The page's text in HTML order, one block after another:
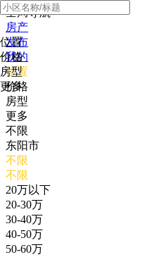
全局导航
房产
发布
我的
位置
价格
房型
更多
位置
价格
房型
更多
不限
东阳市
不限
不限
20万以下
20-30万
30-40万
40-50万
50-60万